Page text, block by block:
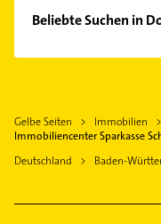
Bad Dürrheim
Dauchingen
Titisee-Neustadt
Aldingen
Spaichingen
Beliebte Suchen in
Steuerberater
Elektro Reparatur
Gelbe Seiten Immobilien
Immobiliencenter Sparkasse
Deutschland
Baden-